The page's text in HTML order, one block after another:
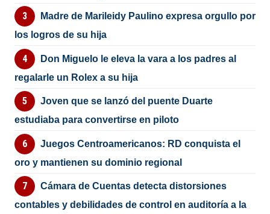
Madre de Marileidy Paulino expresa orgullo por
los logros de su hija
Don Miguelo le eleva la vara a los padres al
regalarle un Rolex a su hija
Joven que se lanzó del puente Duarte
estudiaba para convertirse en piloto
Juegos Centroamericanos: RD conquista el
oro y mantienen su dominio regional
Cámara de Cuentas detecta distorsiones
contables y debilidades de control en auditoría a la